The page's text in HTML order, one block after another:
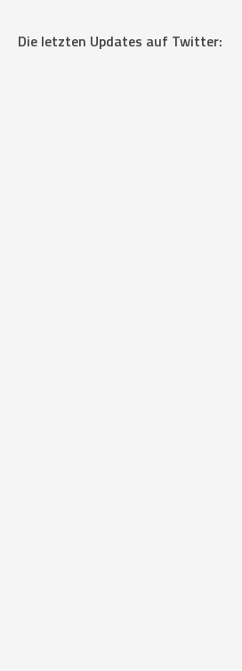
Die letzten Updates auf Twitter: